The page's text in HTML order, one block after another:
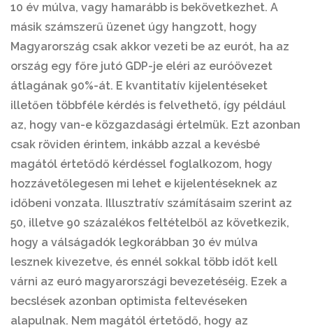
10 év múlva, vagy hamarább is bekövetkezhet. A
másik számszerű üzenet úgy hangzott, hogy
Magyarország csak akkor vezeti be az eurót, ha az
ország egy főre jutó GDP-je eléri az euróövezet
átlagának 90%-át. E kvantitatív kijelentéseket
illetően többféle kérdés is felvethető, így például
az, hogy van-e közgazdasági értelmük. Ezt azonban
csak röviden érintem, inkább azzal a kevésbé
magától értetődő kérdéssel foglalkozom, hogy
hozzávetőlegesen mi lehet e kijelentéseknek az
időbeni vonzata. Illusztratív számításaim szerint az
50, illetve 90 százalékos feltételből az következik,
hogy a válságadók legkorábban 30 év múlva
lesznek kivezetve, és ennél sokkal több időt kell
várni az euró magyarországi bevezetéséig. Ezek a
becslések azonban optimista feltevéseken
alapulnak. Nem magától értetődő, hogy az